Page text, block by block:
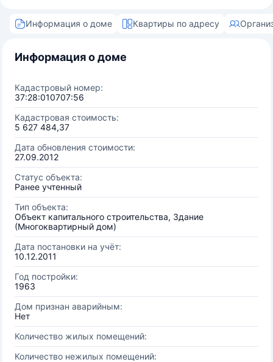
Информация о доме Квартиры по адресу
Информация о доме
Кадастровый номер:
37:28:010707:56
Кадастровая стоимость:
5 627 484,37
Дата обновления стоимости:
27.09.2012
Статус объекта:
Ранее учтенный
Тип объекта:
Объект капитального строительства, Здание
(Многоквартирный дом)
Дата постановки на учёт:
10.12.2011
Год постройки:
1963
Дом признан аварийным:
Нет
Количество жилых помещений:
Количество нежилых помещений: